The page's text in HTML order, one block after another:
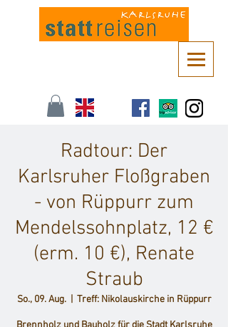
Radtour: Der
Karlsruher Floßgraben
- von Rüppurr zum
Mendelssohnplatz, 12 €
(erm. 10 €), Renate
Straub
So., 09. Aug.
  |
Treff: Nikolauskirche in Rüppurr